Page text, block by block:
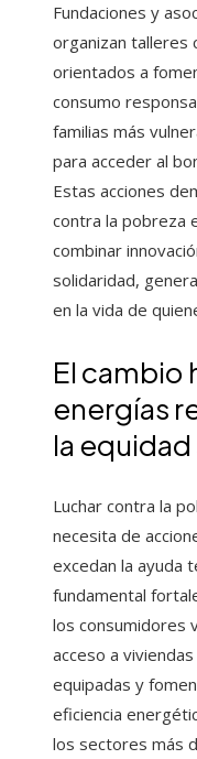
Fundaciones y
organizan talleres
orientados a
consumo
familias más
para acceder al
Estas acciones
contra la pobreza
combinar
solidaridad,
en la vida de
El cambio
energías
la
Luchar contra la
necesita de
excedan la ayuda
fundamental
los consumidores
acceso a
equipadas y
eficiencia
los sectores más